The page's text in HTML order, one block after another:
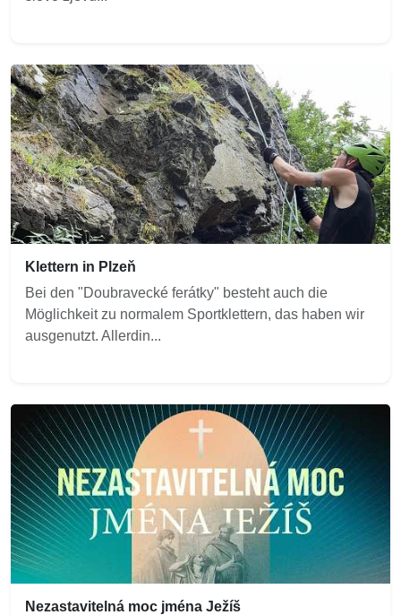
Klettern in Plzeň
Bei den "Doubravecké ferátky" besteht auch die
Möglichkeit zu normalem Sportklettern, das haben wir
ausgenutzt. Allerdin...
Nezastavitelná moc jména Ježíš